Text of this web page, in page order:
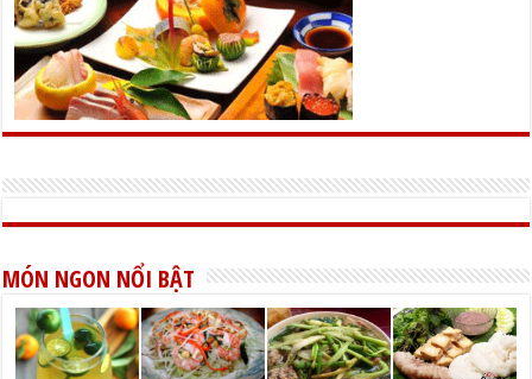
MÓN NGON NỔI BẬT